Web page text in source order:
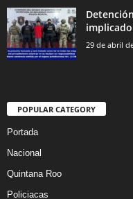
29 de abril
POPULAR CATEGORY
Portada
Nacional
Quintana Roo
Policiacas